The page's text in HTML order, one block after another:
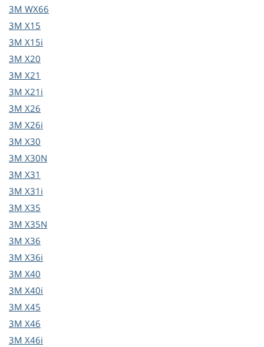
3M WX66
3M X15
3M X15i
3M X20
3M X21
3M X21i
3M X26
3M X26i
3M X30
3M X30N
3M X31
3M X31i
3M X35
3M X35N
3M X36
3M X36i
3M X40
3M X40i
3M X45
3M X46
3M X46i